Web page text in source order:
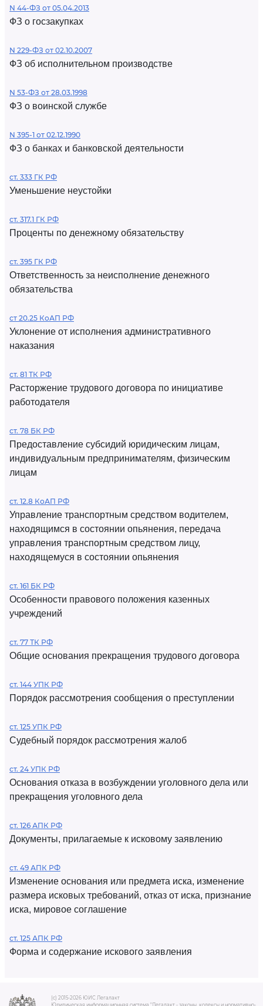
N 44-ФЗ от 05.04.2013
ФЗ о госзакупках
N 229-ФЗ от 02.10.2007
ФЗ об исполнительном производстве
N 53-ФЗ от 28.03.1998
ФЗ о воинской службе
N 395-1 от 02.12.1990
ФЗ о банках и банковской деятельности
ст. 333 ГК РФ
Уменьшение неустойки
ст. 317.1 ГК РФ
Проценты по денежному обязательству
ст. 395 ГК РФ
Ответственность за неисполнение денежного
обязательства
ст 20.25 КоАП РФ
Уклонение от исполнения административного
наказания
ст. 81 ТК РФ
Расторжение трудового договора по инициативе
работодателя
ст. 78 БК РФ
Предоставление субсидий юридическим лицам,
индивидуальным предпринимателям, физическим
лицам
ст. 12.8 КоАП РФ
Управление транспортным средством водителем,
находящимся в состоянии опьянения, передача
управления транспортным средством лицу,
находящемуся в состоянии опьянения
ст. 161 БК РФ
Особенности правового положения казенных
учреждений
ст. 77 ТК РФ
Общие основания прекращения трудового договора
ст. 144 УПК РФ
Порядок рассмотрения сообщения о преступлении
ст. 125 УПК РФ
Судебный порядок рассмотрения жалоб
ст. 24 УПК РФ
Основания отказа в возбуждении уголовного дела или
прекращения уголовного дела
ст. 126 АПК РФ
Документы, прилагаемые к исковому заявлению
ст. 49 АПК РФ
Изменение основания или предмета иска, изменение
размера исковых требований, отказ от иска, признание
иска, мировое соглашение
ст. 125 АПК РФ
Форма и содержание искового заявления
(c) 2015-2026 ЮИС Легалакт
Юридическая информационная система "Легалакт - законы, кодексы и нормативно-